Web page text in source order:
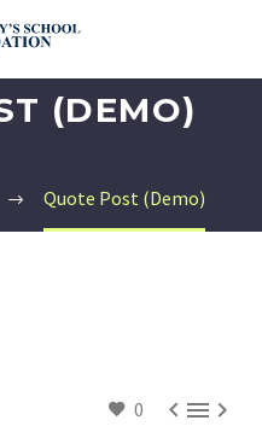
(DEMO)
Quote Post (Demo)
0 